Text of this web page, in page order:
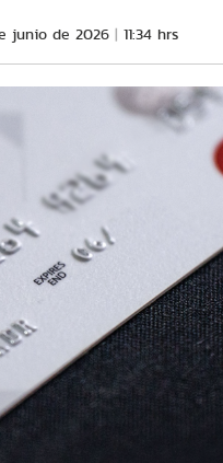
junio de 2026 11:34 hrs